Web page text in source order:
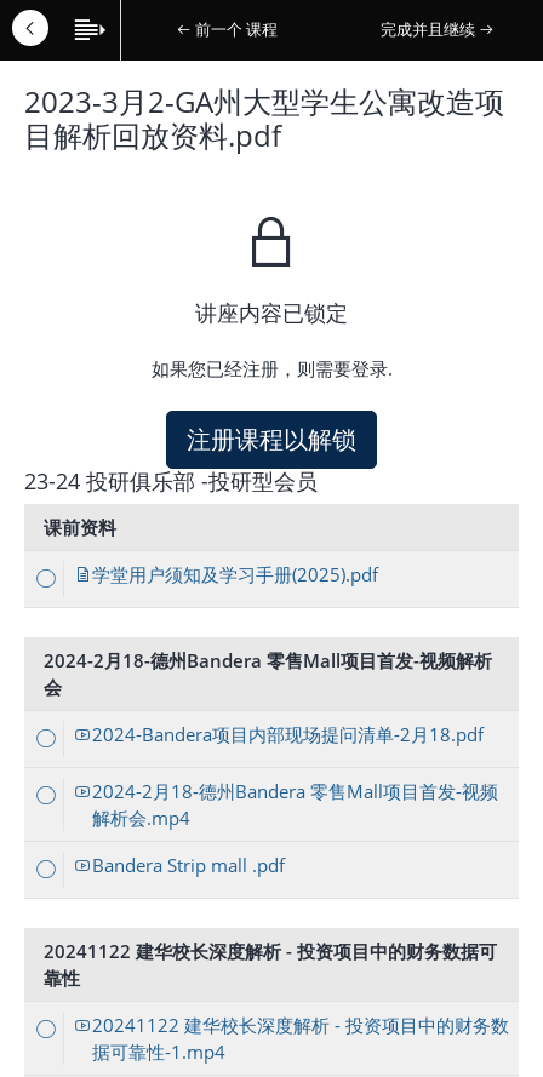
前一个 课程 完成并且继续
2023-3月2-GA州大型学生公寓改造项
目解析回放资料.pdf
讲座内容已锁定
如果您已经注册，则需要登录.
注册课程以解锁
23-24 投研俱乐部 -投研型会员
课前资料
学堂用户须知及学习手册(2025).pdf
2024-2月18-德州Bandera 零售Mall项目首发-视频解析
会
2024-Bandera项目内部现场提问清单-2月18.pdf
2024-2月18-德州Bandera 零售Mall项目首发-视频
解析会.mp4
Bandera Strip mall .pdf
20241122 建华校长深度解析 - 投资项目中的财务数据可
靠性
20241122 建华校长深度解析 - 投资项目中的财务数
据可靠性-1.mp4